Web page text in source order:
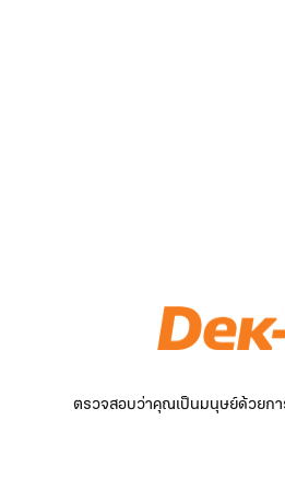
ตรวจสอบว่าคุณเป็นมนุษย์ด้วยกา